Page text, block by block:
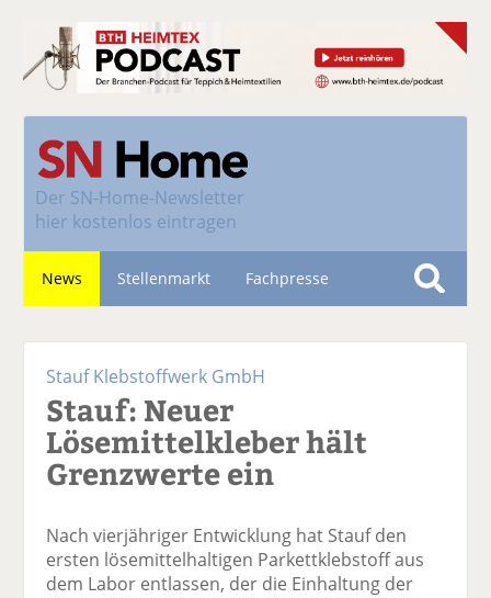
Der SN-Home-Newsletter
hier kostenlos eintragen
News Stellenmarkt Fachpresse
S
Stauf Klebstoffwerk GmbH
Stauf: Neuer
Lösemittelkleber hält
Grenzwerte ein
Nach vierjähriger Entwicklung hat Stauf den
ersten lösemittelhaltigen Parkettklebstoff aus
dem Labor entlassen, der die Einhaltung der